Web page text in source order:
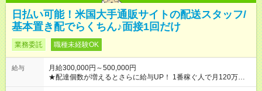
日払い可能！米国大手通販サイトの配送スタッフ/
基本置き配でらくちん♪面接1回だけ
業務委託 職種未経験OK
給与
月給300,000円～500,000円
★配達個数が増えるとさらに給与UP！ 1番稼ぐ人で月120万ほ
ど！ ・主要都市エリア 月収55万円／週5日稼働 月収65万~112